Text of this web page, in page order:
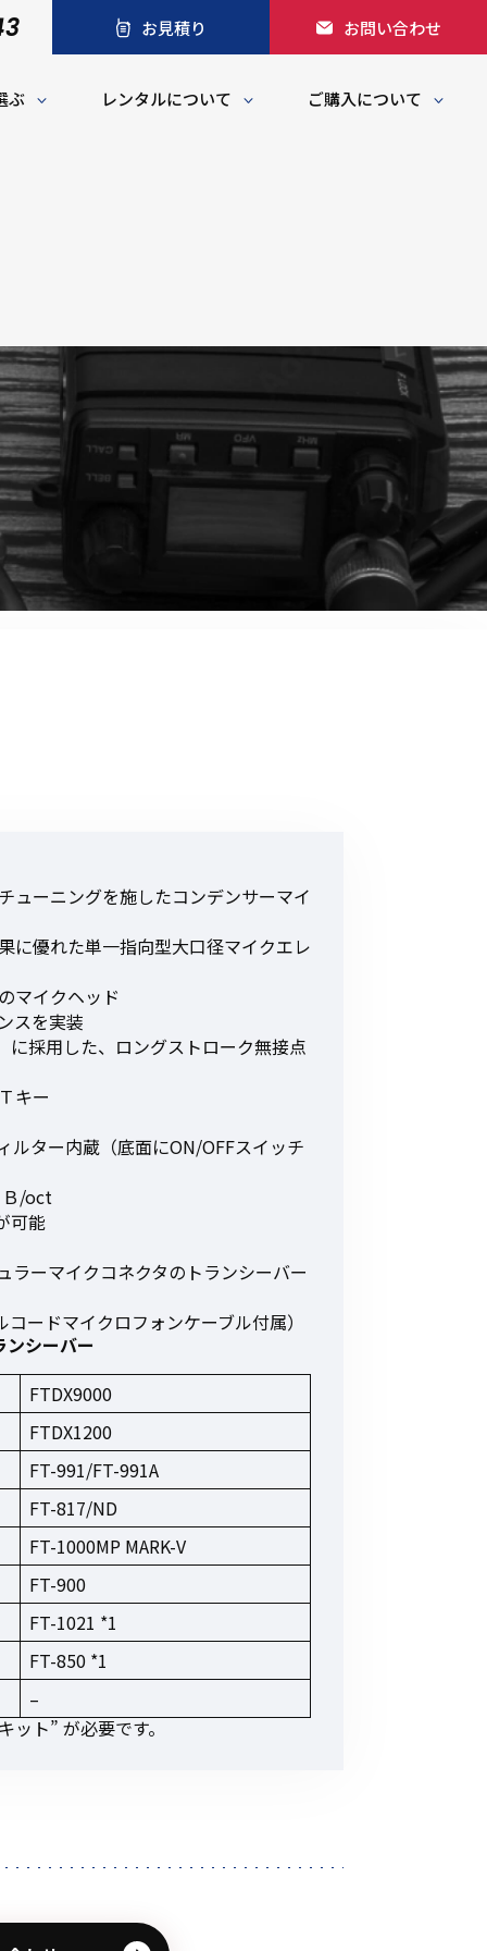
お見積り お問い合わせ
ぶ レンタルについて ご購入について
ポータブルワイヤレスアンプ
その他取扱商品
DCDCコンバーター/直流安定
化電源
その他の商品
業界使用例から探す
ューニングを施したコンデンサーマイ
に優れた単一指向型大口径マイクエレ
マイクヘッド
スを実装
採用した、ロングストローク無接点
キー
ルター内蔵（底面にON/OFFスイッチ
/oct
可能
ラーマイクコネクタのトランシーバー
ードマイクロフォンケーブル付属）
シーバー
FTDX9000
FTDX1200
FT-991/FT-991A
FT-817/ND
FT-1000MP MARK-V
FT-900
FT-1021 *1
FT-850 *1
–
ト” が必要です。